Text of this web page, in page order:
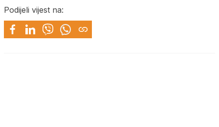
Podijeli vijest na: